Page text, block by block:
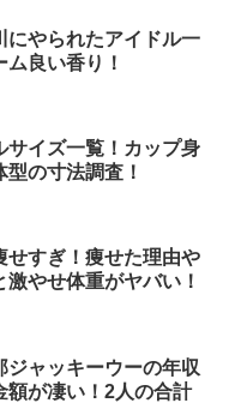
にやられたアイドル一
良い香り！
サイズ一覧！カップ身
の寸法調査！
せすぎ！痩せた理由や
やせ体重がヤバい！
ジャッキーウーの年収
額が凄い！2人の合計